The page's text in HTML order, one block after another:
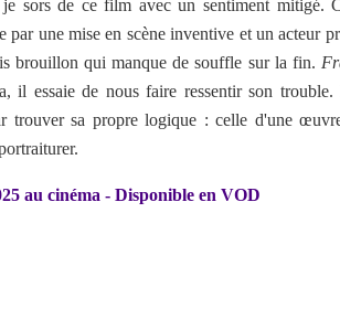
sors de ce film avec un sentiment mitigé.
par une mise en scène inventive et un acteur
brouillon qui manque de souffle sur la fin.
il essaie de nous faire ressentir son trouble.
trouver sa propre logique : celle d'une
au cinéma - Disponible en VOD